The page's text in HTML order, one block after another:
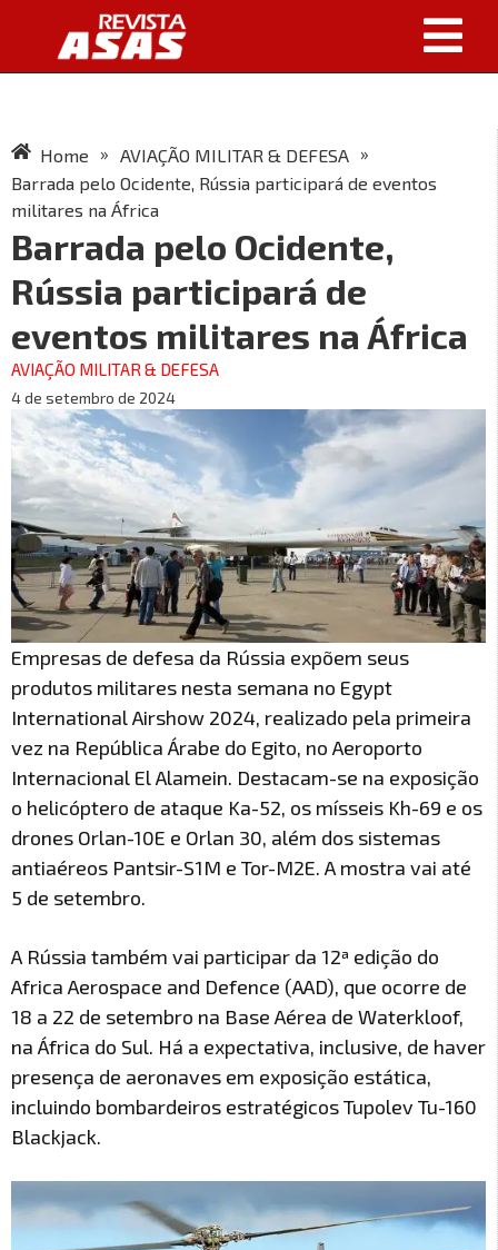
Home » AVIAÇÃO MILITAR & DEFESA »
Barrada pelo Ocidente, Rússia participará de eventos
militares na África
Barrada pelo Ocidente,
Rússia participará de
eventos militares na África
AVIAÇÃO MILITAR & DEFESA
4 de setembro de 2024
Empresas de defesa da Rússia expõem seus
produtos militares nesta semana no Egypt
International Airshow 2024, realizado pela primeira
vez na República Árabe do Egito, no Aeroporto
Internacional El Alamein. Destacam-se na exposição
o helicóptero de ataque Ka-52, os mísseis Kh-69 e os
drones Orlan-10E e Orlan 30, além dos sistemas
antiaéreos Pantsir-S1M e Tor-M2E. A mostra vai até
5 de setembro.
A Rússia também vai participar da 12ª edição do
Africa Aerospace and Defence (AAD), que ocorre de
18 a 22 de setembro na Base Aérea de Waterkloof,
na África do Sul. Há a expectativa, inclusive, de haver
presença de aeronaves em exposição estática,
incluindo bombardeiros estratégicos Tupolev Tu-160
Blackjack.